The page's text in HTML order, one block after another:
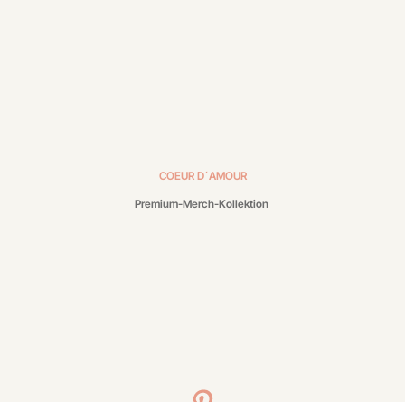
COEUR D´AMOUR
Premium-Merch-Kollektion